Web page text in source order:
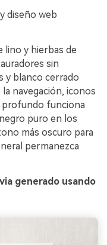
diseño web
lino y hierbas de
sin
y blanco cerrado
navegación, iconos
profundo funciona
puro en los
más oscuro para
permanezca
generado usando